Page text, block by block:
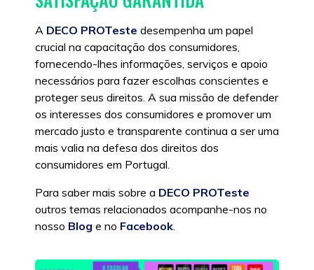
A DECO PROTeste desempenha um papel
crucial na capacitação dos consumidores,
fornecendo-lhes informações, serviços e apoio
necessários para fazer escolhas conscientes e
proteger seus direitos. A sua missão de defender
os interesses dos consumidores e promover um
mercado justo e transparente continua a ser uma
mais valia na defesa dos direitos dos
consumidores em Portugal.
Para saber mais sobre a DECO PROTeste
outros temas relacionados acompanhe-nos no
nosso Blog e no Facebook